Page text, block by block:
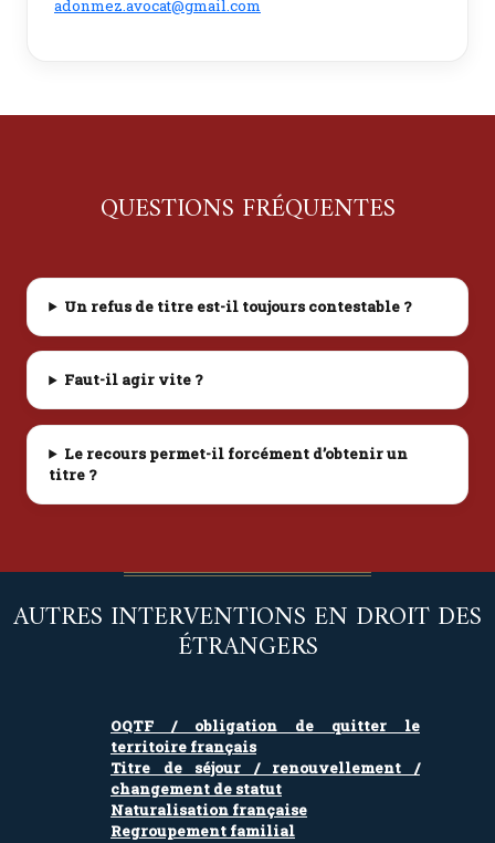
adonmez.avocat@gmail.com
QUESTIONS FRÉQUENTES
Un refus de titre est-il toujours contestable ?
Faut-il agir vite ?
Le recours permet-il forcément d’obtenir un
titre ?
AUTRES INTERVENTIONS EN DROIT DES
ÉTRANGERS
OQTF / obligation de quitter le
territoire français
Titre de séjour / renouvellement /
changement de statut
Naturalisation française
Regroupement familial